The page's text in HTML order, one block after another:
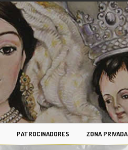
PATROCINADORES ZONA PRIVADA